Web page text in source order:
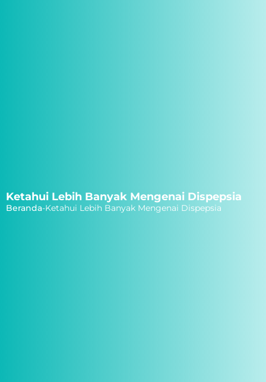
Ketahui Lebih Banyak Mengenai Dispepsia
Beranda-Ketahui Lebih Banyak Mengenai Dispepsia